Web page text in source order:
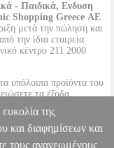
- Παιδικά, Ενδυση
Shopping Greece ΑΕ
μετά την πώληση και
την ίδια εταιρεία
κέντρο 211 2000
υπόλοιπα προϊόντα του
τα έξοδα
οποιοδήποτε eshop
ύψους παραγγελίας!
της
και διαφημίσεων και
τους ανανεωμένους